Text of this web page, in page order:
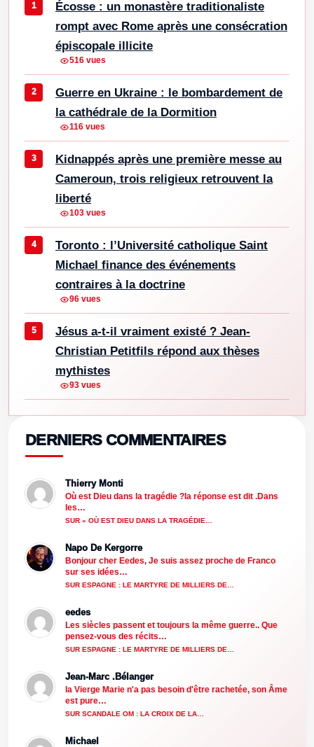
Écosse : un monastère traditionaliste
rompt avec Rome après une consécration
épiscopale illicite
516 vues
Guerre en Ukraine : le bombardement de
la cathédrale de la Dormition
116 vues
Kidnappés après une première messe au
Cameroun, trois religieux retrouvent la
liberté
103 vues
Toronto : l’Université catholique Saint
Michael finance des événements
contraires à la doctrine
96 vues
Jésus a-t-il vraiment existé ? Jean-
Christian Petitfils répond aux thèses
mythistes
93 vues
DERNIERS COMMENTAIRES
Thierry Monti
Où est Dieu dans la tragédie ?la réponse est dit .Dans
les…
SUR « OÙ EST DIEU DANS LA TRAGÉDIE…
Napo De Kergorre
Bonjour cher Eedes, Je suis assez proche de Franco
sur ses idées…
SUR ESPAGNE : LE MARTYRE DE MILLIERS DE…
eedes
Les siècles passent et toujours la même guerre.. Que
pensez-vous des récits…
SUR ESPAGNE : LE MARTYRE DE MILLIERS DE…
Jean-Marc .Bélanger
la Vierge Marie n'a pas besoin d'être rachetée, son Âme
est pure…
SUR SCANDALE OM : LA CROIX DE LA…
Michael